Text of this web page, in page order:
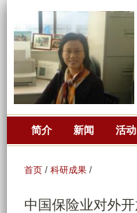
简介 新闻 活动
首页 / 科研成果 /
中国保险业对外